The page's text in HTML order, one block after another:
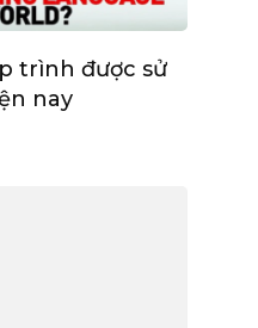
trình được sử
nay